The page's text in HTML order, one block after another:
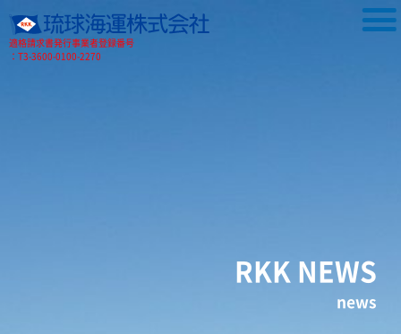
適格請求書発行事業者登録番号
：T3-3600-0100-2270
RKK NEWS
news